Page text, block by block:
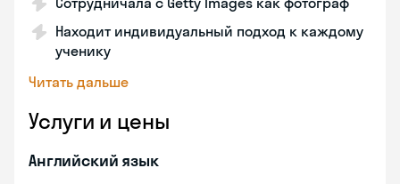
Находит индивидуальный подход к каждому
ученику
Читать дальше
Услуги и цены
Английский язык